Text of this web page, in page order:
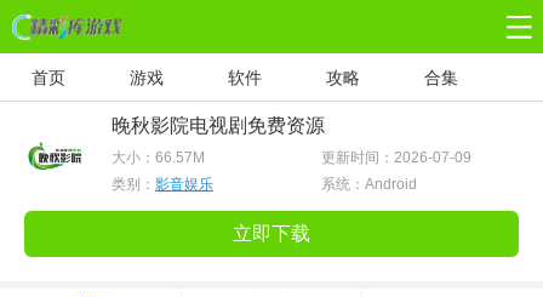
首页 游戏 软件 攻略 合集
晚秋影院电视剧免费资源
大小： 66.57M
更新时间：2026-07-09
类别： 影音娱乐 系统：Android
立即下载